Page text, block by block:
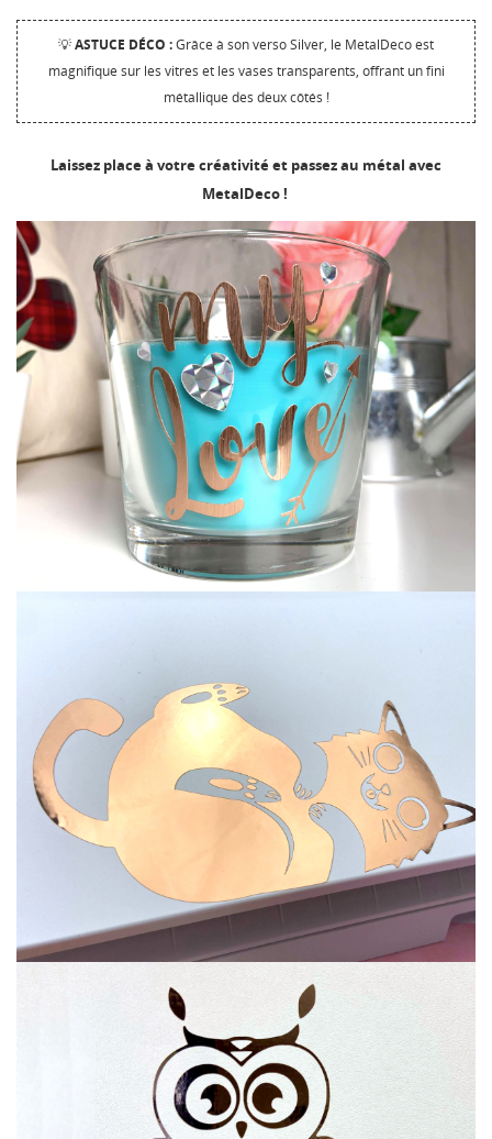
💡ASTUCE DÉCO :Grâce à son verso Silver, le MetalDeco est
magnifique sur les vitres et les vases transparents, offrant un fini
métallique des deux côtés !
Laissez place à votre créativité et passez au métal avec
MetalDeco !